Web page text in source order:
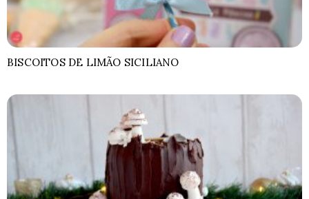
BISCOITOS DE LIMÃO SICILIANO